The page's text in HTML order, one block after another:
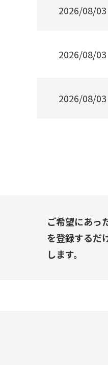
2026/08/03
2026/08/03
2026/08/03
ご希望にあっ
を登録するだ
します。